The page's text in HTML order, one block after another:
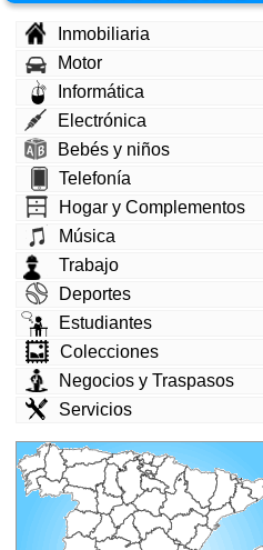
Inmobiliaria
Motor
Informática
Electrónica
Bebés y niños
Telefonía
Hogar y Complementos
Música
Trabajo
Deportes
Estudiantes
Colecciones
Negocios y Traspasos
Servicios